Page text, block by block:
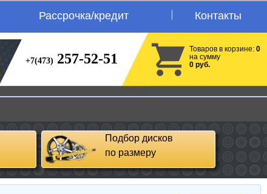
Рассрочка/кредит Контакты
+7(473) 257-52-51
Товаров в корзине: 0
на сумму
0 руб.
Подбор дисков
по размеру